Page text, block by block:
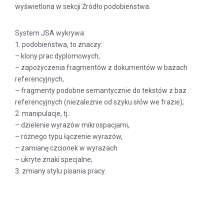
wyświetlona w sekcji Źródło podobieństwa.
System JSA wykrywa:
1. podobieństwa, to znaczy:
– klony prac dyplomowych,
– zapożyczenia fragmentów z dokumentów w bazach
referencyjnych,
– fragmenty podobne semantycznie do tekstów z baz
referencyjnych (niezależnie od szyku słów we frazie);
2. manipulacje, tj.:
– dzielenie wyrazów mikrospacjami,
– różnego typu łączenie wyrazów,
– zamianę czcionek w wyrazach
– ukryte znaki specjalne;
3. zmiany stylu pisania pracy.